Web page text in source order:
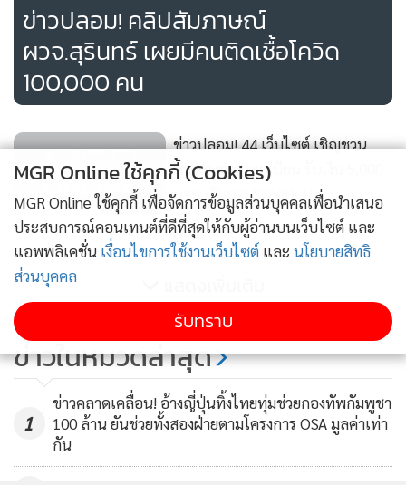
ข่าวปลอม! คลิปสัมภาษณ์
ผวจ.สุรินทร์ เผยมีคนติดเชื้อโควิด
100,000 คน
1,445
ข่าวปลอม! 44 เว็บไซต์ เชิญชวน
ประชาชนลงทะเบียน รับเงิน 5,000
บาท เยียวยา COVID-19
193
ข่าวปลอม อย่าแชร์! เรือนจำ
178
ไม่จริง ไม่ควรแชร์ต่อ! คลิปวิดีโอวิธี
ตรวจสอบแอลกอฮอล์เจล โดยการ
เอาไปถูกับใบเสร็จรับเงิน
ข่าวในหมวดล่าสุด
1
ข่าวคลาดเคลื่อน! อ้างญี่ปุ่นทิ้งไทยทุ่มช่วยกองทัพกัมพูชา
100 ล้าน ยันช่วยทั้งสองฝ่ายตามโครงการ OSA มูลค่าเท่า
กัน
MGR Online ใช้คุกกี้ (Cookies)
MGR Online ใช้คุกกี้ เพื่อจัดการข้อมูลส่วนบุคคลเพื่อนำเสนอ
ประสบการณ์คอนเทนต์ที่ดีที่สุดให้กับผู้อ่านบนเว็บไซต์ และ
แอพพลิเคชั่น เงื่อนไขการใช้งานเว็บไซต์ และ นโยบายสิทธิ
ส่วนบุคคล
รับทราบ